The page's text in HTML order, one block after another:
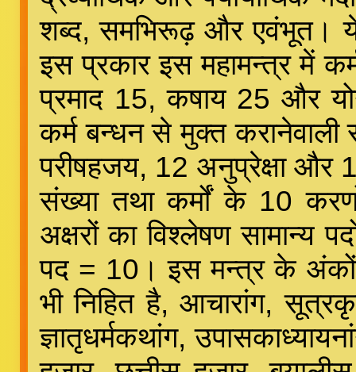
शब्द, समभिरूढ़ और एवंभूत।
इस प्रकार इस महामन्त्र में
प्रमाद 15, कषाय 25 और
कर्म बन्धन से मुक्त करानेवाली
परीषहजय, 12 अनुप्रेक्षा और
संख्या तथा कर्मों के 10
अक्षरों का विश्लेषण
पद = 10। इस मन्त्र के अंकों
भी निहित है, आचारांग,
ज्ञातृधर्मकथांग,